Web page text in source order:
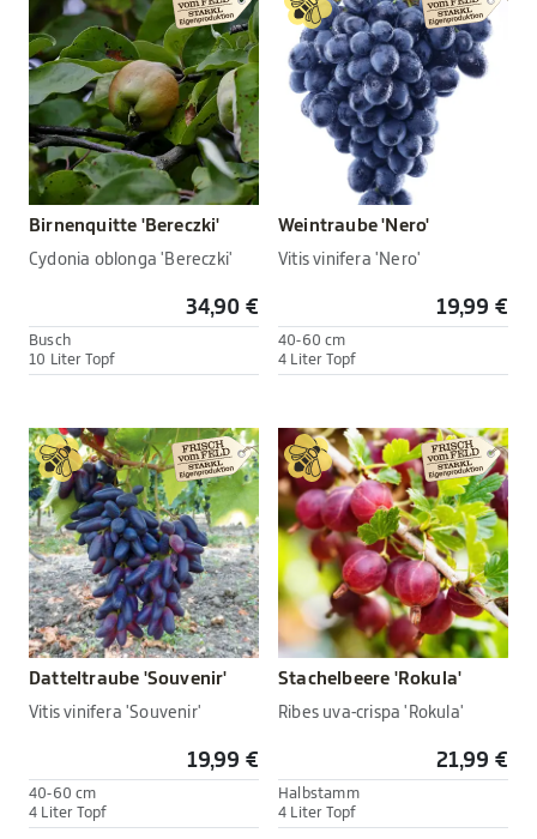
Birnenquitte 'Bereczki'
Cydonia oblonga 'Bereczki'
34,90 €
Busch
10 Liter Topf
Weintraube 'Nero'
Vitis vinifera 'Nero'
19,99 €
40-60 cm
4 Liter Topf
Datteltraube 'Souvenir'
Vitis vinifera 'Souvenir'
19,99 €
40-60 cm
4 Liter Topf
Stachelbeere 'Rokula'
Ribes uva-crispa 'Rokula'
21,99 €
Halbstamm
4 Liter Topf